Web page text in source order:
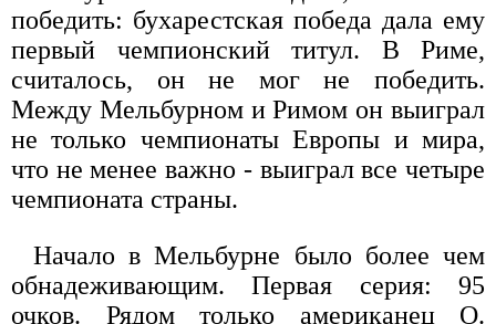
победить: бухарестская победа дала ему
первый чемпионский титул. В Риме,
считалось, он не мог не победить.
Между Мельбурном и Римом он выиграл
не только чемпионаты Европы и мира,
что не менее важно - выиграл все четыре
чемпионата страны.
Начало в Мельбурне было более чем
обнадеживающим. Первая серия: 95
очков. Рядом только американец О.